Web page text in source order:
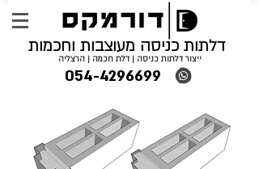
דלתות כניסה מעוצבות וחכמות
ייצור דלתות כניסה | דלת חכמה | הרצליה
054-4296699